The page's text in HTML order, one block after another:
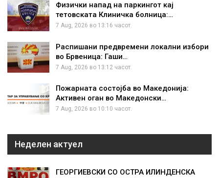
Физички напад на паркингот кај
тетовската Клиничка болница:…
7 Aug, 2026 во 13:16 часот.
Распишани предвремени локални избори
во Брвеница: Гаши…
7 Aug, 2026 во 13:12 часот.
Пожарната состојба во Македонија:
Активен оган во Македонски…
7 Aug, 2026 во 10:10 часот.
Неделен актуел
ГЕОРГИЕВСКИ СО ОСТРА ИЛИНДЕНСКА